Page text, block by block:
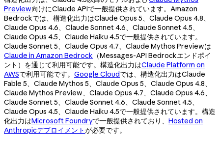
Preview向けにClaude APIで一般提供されています。Amazon
Bedrockでは、構造化出力はClaude Opus 5、Claude Opus 4.8、
Claude Opus 4.6、Claude Sonnet 4.6、Claude Sonnet 4.5、
Claude Opus 4.5、Claude Haiku 4.5で一般提供されています。
Claude Sonnet 5、Claude Opus 4.7、Claude Mythos Previewは
Claude in Amazon Bedrock （Messages-API Bedrockエンドポイ
ント）を通じて利用可能です。構造化出力はClaude Platform on
AWSで利用可能です。 Google Cloudでは、構造化出力はClaude
Fable 5、Claude Mythos 5、Claude Opus 5、Claude Opus 4.8、
Claude Mythos Preview、Claude Opus 4.7、Claude Opus 4.6、
Claude Sonnet 5、Claude Sonnet 4.6、Claude Sonnet 4.5、
Claude Opus 4.5、Claude Haiku 4.5で一般提供されています。構造
化出力はMicrosoft Foundryで一般提供されており、 Hosted on
Anthropicデプロイメントが必要です。